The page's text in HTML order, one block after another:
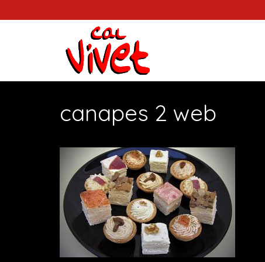
canapes 2 web